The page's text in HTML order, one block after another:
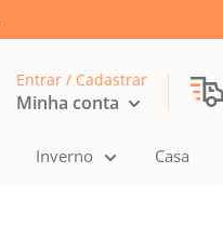
Entrar / Cadastrar
Minha conta
Inverno Casa